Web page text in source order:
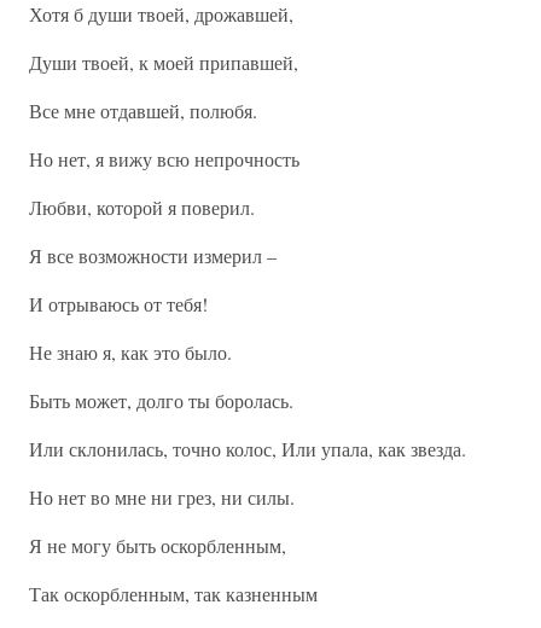
Хотя б души твоей, дрожавшей,
Души твоей, к моей припавшей,
Все мне отдавшей, полюбя.
Но нет, я вижу всю непрочность
Любви, которой я поверил.
Я все возможности измерил –
И отрываюсь от тебя!
Не знаю я, как это было.
Быть может, долго ты боролась.
Или склонилась, точно колос, Или упала, как звезда.
Но нет во мне ни грез, ни силы.
Я не могу быть оскорбленным,
Так оскорбленным, так казненным